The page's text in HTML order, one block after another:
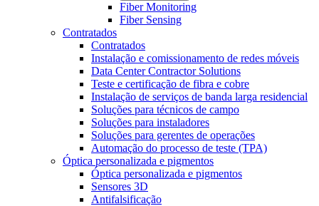
Fiber Monitoring
Fiber Sensing
Contratados
Contratados
Instalação e comissionamento de redes móveis
Data Center Contractor Solutions
Teste e certificação de fibra e cobre
Instalação de serviços de banda larga residencial
Soluções para técnicos de campo
Soluções para instaladores
Soluções para gerentes de operações
Automação do processo de teste (TPA)
Óptica personalizada e pigmentos
Óptica personalizada e pigmentos
Sensores 3D
Antifalsificação